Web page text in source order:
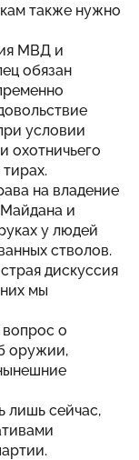
также нужно
МВД и
обязан
условии
охотничьего
на владение
и
у людей
стволов.
дискуссия
мы
о
оружии,
лишь сейчас,